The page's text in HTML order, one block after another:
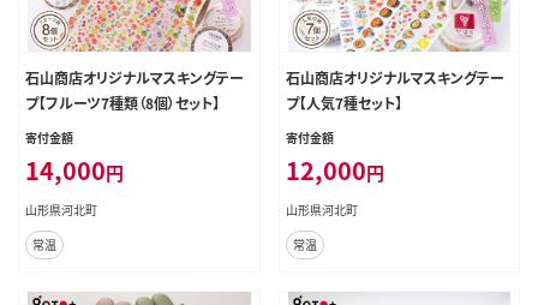
石山商店オリジナルマスキングテー
プ【フルーツ7種類（8個）セット】
寄付金額
14,000円
山形県河北町
常温
石山商店オリジナルマスキングテー
プ【人気7種セット】
寄付金額
12,000円
山形県河北町
常温